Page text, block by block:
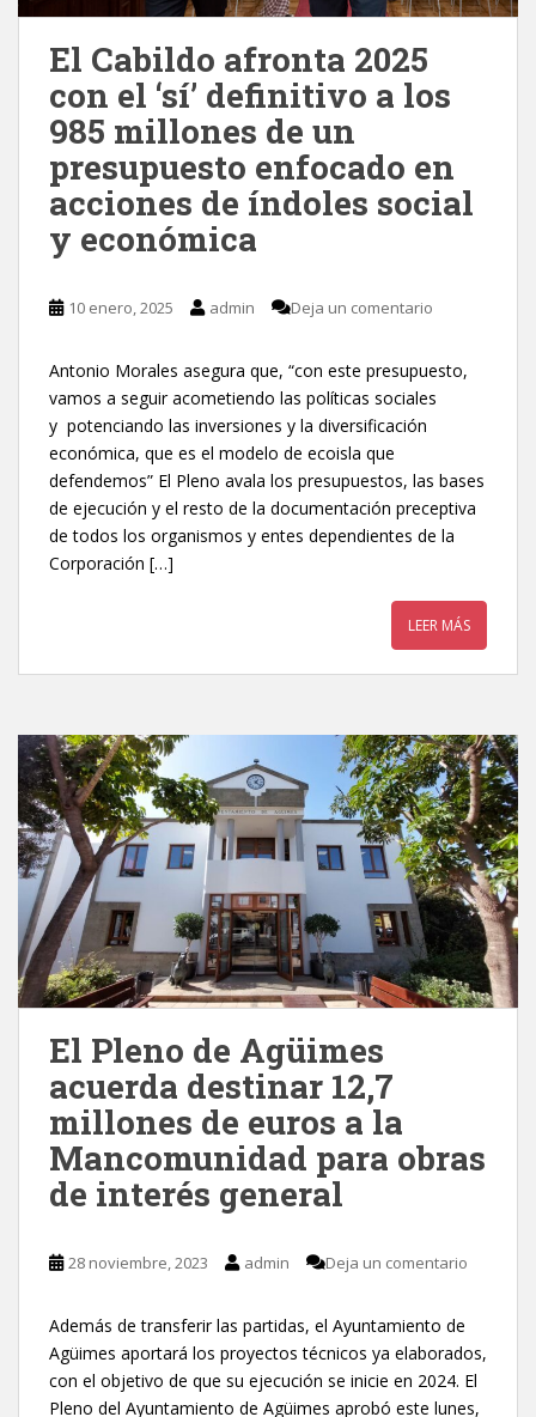
El Cabildo afronta 2025
con el ‘sí’ definitivo a los
985 millones de un
presupuesto enfocado en
acciones de índoles social
y económica
10 enero, 2025 admin Deja un comentario
Antonio Morales asegura que, “con este presupuesto,
vamos a seguir acometiendo las políticas sociales
y potenciando las inversiones y la diversificación
económica, que es el modelo de ecoisla que
defendemos” El Pleno avala los presupuestos, las bases
de ejecución y el resto de la documentación preceptiva
de todos los organismos y entes dependientes de la
Corporación […]
LEER MÁS
El Pleno de Agüimes
acuerda destinar 12,7
millones de euros a la
Mancomunidad para obras
de interés general
28 noviembre, 2023 admin Deja un comentario
Además de transferir las partidas, el Ayuntamiento de
Agüimes aportará los proyectos técnicos ya elaborados,
con el objetivo de que su ejecución se inicie en 2024. El
Pleno del Ayuntamiento de Agüimes aprobó este lunes,